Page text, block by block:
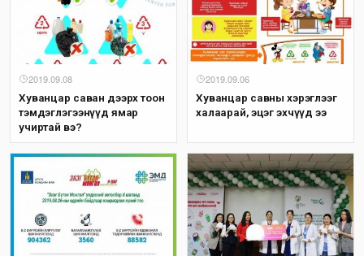
2019.09.08
Хуванцар саван дээрх тоон
тэмдэглэгээнүүд ямар
учиртай вэ?
2019.09.06
Хуванцар савны хэрэглээг
халаарай, эцэг эхчүүд ээ